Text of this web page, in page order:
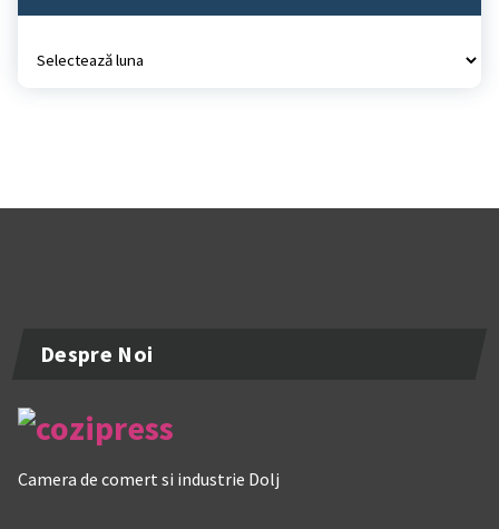
Despre Noi
Camera de comert si industrie Dolj